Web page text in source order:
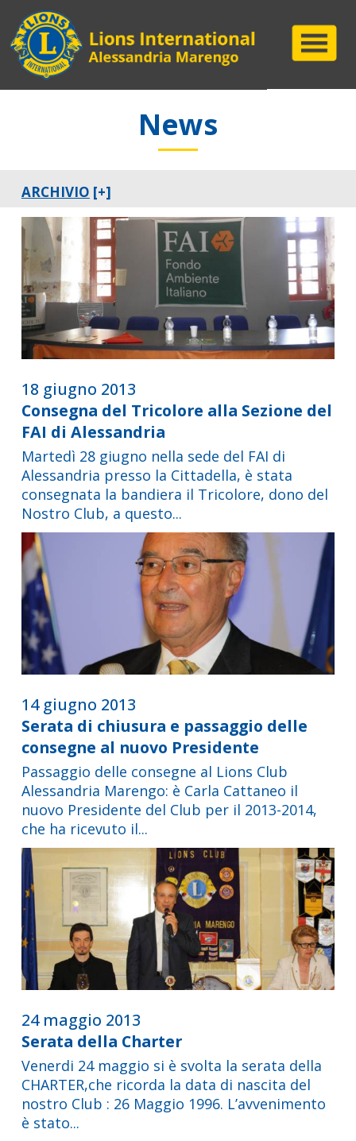
News
ARCHIVIO [+]
18 giugno 2013
Consegna del Tricolore alla Sezione del
FAI di Alessandria
Martedì 28 giugno nella sede del FAI di
Alessandria presso la Cittadella, è stata
consegnata la bandiera il Tricolore, dono del
Nostro Club, a questo...
14 giugno 2013
Serata di chiusura e passaggio delle
consegne al nuovo Presidente
Passaggio delle consegne al Lions Club
Alessandria Marengo: è Carla Cattaneo il
nuovo Presidente del Club per il 2013-2014,
che ha ricevuto il...
24 maggio 2013
Serata della Charter
Venerdi 24 maggio si è svolta la serata della
CHARTER,che ricorda la data di nascita del
nostro Club : 26 Maggio 1996. L’avvenimento
è stato...